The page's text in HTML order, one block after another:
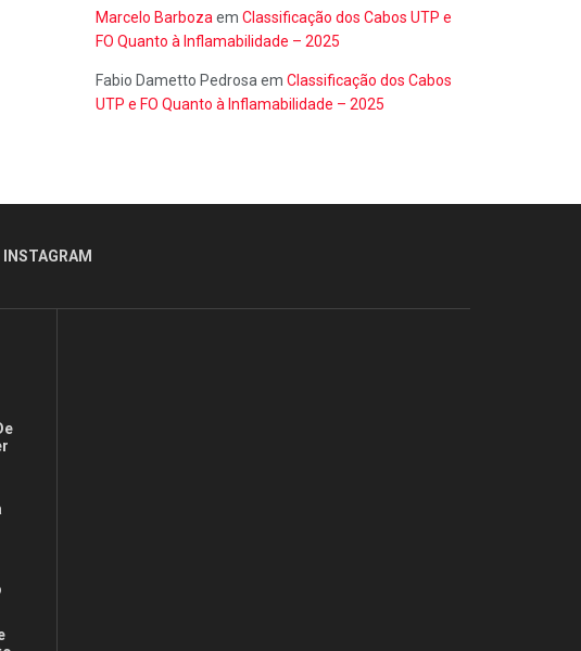
Marcelo Barboza em Classificação dos Cabos UTP e
FO Quanto à Inflamabilidade – 2025
Fabio Dametto Pedrosa em Classificação dos Cabos
UTP e FO Quanto à Inflamabilidade – 2025
INSTAGRAM